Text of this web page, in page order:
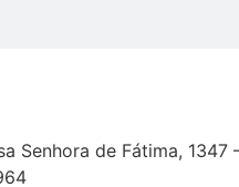
Senhora de Fátima,